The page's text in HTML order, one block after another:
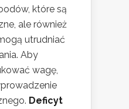
które są
ale również
utrudniać
Aby
wagę,
Deficyt